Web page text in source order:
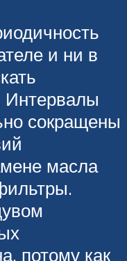
и ни в
Интервалы
сокращены
масла
потому как